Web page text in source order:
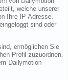
welche unserer
Ihre IP-Adresse.
sind oder
ermöglichen Sie
Profil zuzuordnen.
Dailymotion-